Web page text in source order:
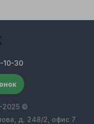
10-30
2025 ©
д. 248/2, офис 7